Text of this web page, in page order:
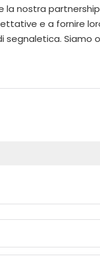
la nostra
e a fornire
segnaletica.